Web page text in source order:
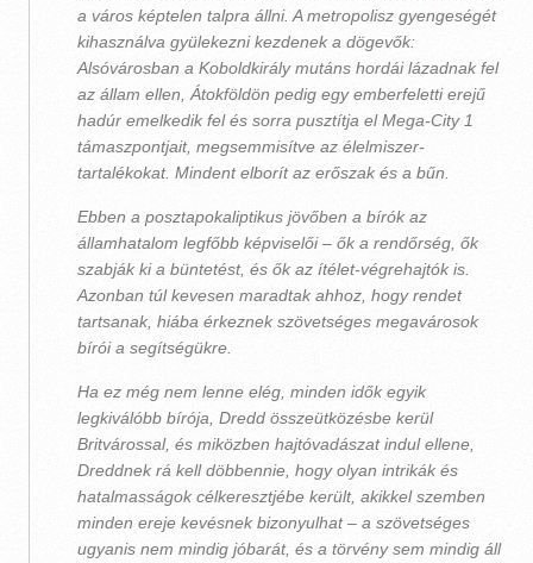
a város képtelen talpra állni. A metropolisz gyengeségét
kihasználva gyülekezni kezdenek a dögevők:
Alsóvárosban a Koboldkirály mutáns hordái lázadnak fel
az állam ellen, Átokföldön pedig egy emberfeletti erejű
hadúr emelkedik fel és sorra pusztítja el Mega-City 1
támaszpontjait, megsemmisítve az élelmiszer-
tartalékokat. Mindent elborít az erőszak és a bűn.
Ebben a posztapokaliptikus jövőben a bírók az
államhatalom legfőbb képviselői – ők a rendőrség, ők
szabják ki a büntetést, és ők az ítélet-végrehajtók is.
Azonban túl kevesen maradtak ahhoz, hogy rendet
tartsanak, hiába érkeznek szövetséges megavárosok
bírói a segítségükre.
Ha ez még nem lenne elég, minden idők egyik
legkiválóbb bírója, Dredd összeütközésbe kerül
Britvárossal, és miközben hajtóvadászat indul ellene,
Dreddnek rá kell döbbennie, hogy olyan intrikák és
hatalmasságok célkeresztjébe került, akikkel szemben
minden ereje kevésnek bizonyulhat – a szövetséges
ugyanis nem mindig jóbarát, és a törvény sem mindig áll